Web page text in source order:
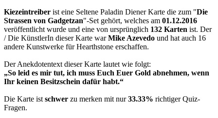
Kiezeintreiber ist eine Seltene Paladin Diener Karte die zum "Die
Strassen von Gadgetzan"-Set gehört, welches am 01.12.2016
veröffentlicht wurde und eine von ursprünglich 132 Karten ist. Der
/ Die KünstlerIn dieser Karte warMike Azevedo und hat auch 16
andere Kunstwerke für Hearthstone erschaffen.
Der Anekdotentext dieser Karte lautet wie folgt:
„So leid es mir tut, ich muss Euch Euer Gold abnehmen, wenn
Ihr keinen Besitzschein dafür habt.“
Die Karte ist schwer zu merken mit nur33.33% richtiger Quiz-
Fragen.